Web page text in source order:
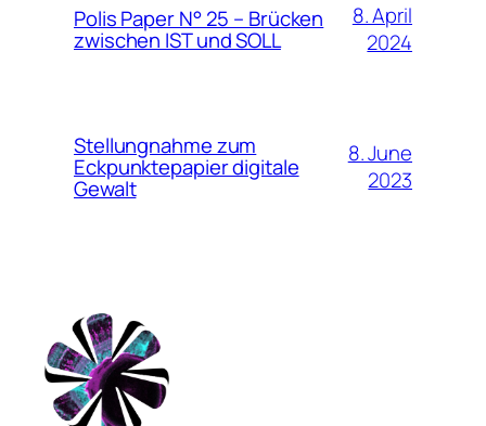
Polis Paper N° 25 – Brücken
zwischen IST und SOLL
8. April
2024
Stellungnahme zum
Eckpunktepapier digitale
Gewalt
8. June
2023